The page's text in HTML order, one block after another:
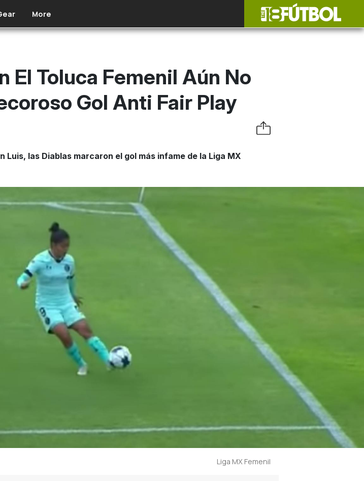
More
El Toluca Femenil Aún No
Gol Anti Fair Play
las Diablas marcaron el gol más infame de la Liga MX
Liga MX Femenil